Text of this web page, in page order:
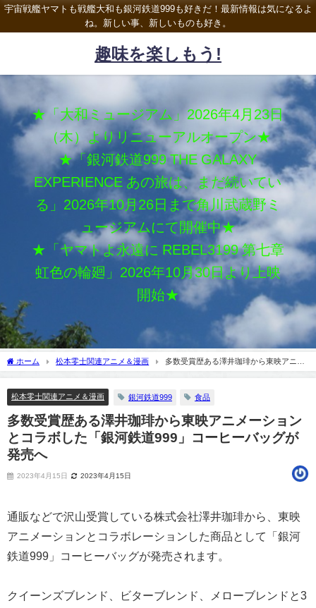
宇宙戦艦ヤマトも戦艦大和も銀河鉄道999も好きだ！最新情報は気になるよ
ね。新しい事、新しいものも好き。
趣味を楽しもう!
★「大和ミュージアム」2026年4月23日
（木）よりリニューアルオープン★
★「銀河鉄道999 THE GALAXY
EXPERIENCE あの旅は、まだ続いてい
る」2026年10月26日まで角川武蔵野ミ
ュージアムにて開催中★
★「ヤマトよ永遠に REBEL3199 第七章
虹色の輪廻」2026年10月30日より上映
開始★
ホーム 松本零士関連アニメ＆漫画
多数受賞歴ある澤井珈琲から東映アニメ
松本零士関連アニメ＆漫画 銀河鉄道999 食品
多数受賞歴ある澤井珈琲から東映アニメーション
とコラボした「銀河鉄道999」コーヒーバッグが
発売へ
2023年4月15日 2023年4月15日
通販などで沢山受賞している株式会社澤井珈琲から、東映
アニメーションとコラボレーションした商品として「銀河
鉄道999」コーヒーバッグが発売されます。
クイーンズブレンド、ビターブレンド、メローブレンドと3